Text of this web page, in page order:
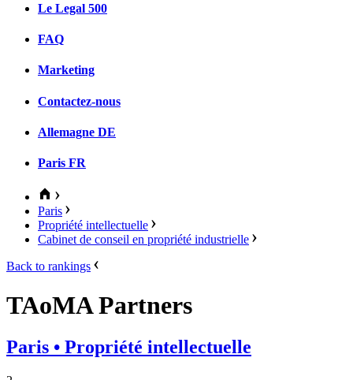
Le Legal 500
FAQ
Marketing
Contactez-nous
Allemagne DE
Paris FR
Paris
Propriété intellectuelle
Cabinet de conseil en propriété industrielle
Back to rankings
TAoMA Partners
Paris • Propriété intellectuelle